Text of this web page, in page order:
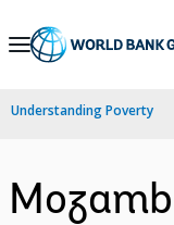
Skip
Navigation
Understanding Poverty